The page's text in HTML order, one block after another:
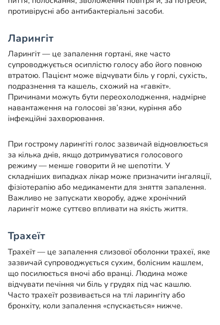
противірусні або антибактеріальні засоби.
Ларингіт
Ларингіт — це запалення гортані, яке часто
супроводжується осиплістю голосу або його повною
втратою. Пацієнт може відчувати біль у горлі, сухість,
подразнення та кашель, схожий на «гавкіт».
Причинами можуть бути переохолодження, надмірне
навантаження на голосові зв’язки, куріння або
інфекційні захворювання.
При гострому ларингіті голос зазвичай відновлюється
за кілька днів, якщо дотримуватися голосового
режиму — менше говорити й не шепотіти. У
складніших випадках лікар може призначити інгаляції,
фізіотерапію або медикаменти для зняття запалення.
Важливо не запускати хворобу, адже хронічний
ларингіт може суттєво впливати на якість життя.
Трахеїт
Трахеїт — це запалення слизової оболонки трахеї, яке
зазвичай супроводжується сухим, болісним кашлем,
що посилюється вночі або вранці. Людина може
відчувати печіння чи біль у грудях під час кашлю.
Часто трахеїт розвивається на тлі ларингіту або
бронхіту, коли запалення «спускається» нижче.